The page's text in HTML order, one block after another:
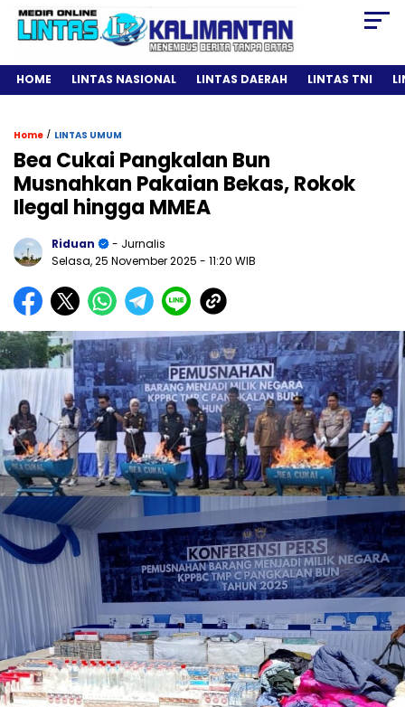
HOME LINTAS NASIONAL LINTAS DAERAH LINTAS TNI
Home / LINTAS UMUM
Bea Cukai Pangkalan Bun
Musnahkan Pakaian Bekas, Rokok
Ilegal hingga MMEA
Riduan
- Jurnalis
Selasa, 25 November 2025 - 11:20 WIB